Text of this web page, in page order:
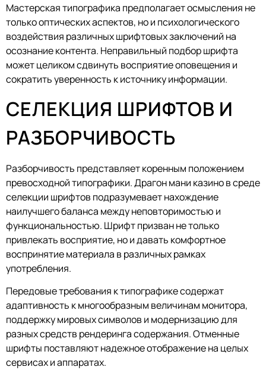
Мастерская типографика предполагает осмысления не
только оптических аспектов, но и психологического
воздействия различных шрифтовых заключений на
осознание контента. Неправильный подбор шрифта
может целиком сдвинуть восприятие оповещения и
сократить уверенность к источнику информации.
СЕЛЕКЦИЯ ШРИФТОВ И
РАЗБОРЧИВОСТЬ
Разборчивость представляет коренным положением
превосходной типографики. Драгон мани казино в среде
селекции шрифтов подразумевает нахождение
наилучшего баланса между неповторимостью и
функциональностью. Шрифт призван не только
привлекать восприятие, но и давать комфортное
воспринятие материала в различных рамках
употребления.
Передовые требования к типографике содержат
адаптивность к многообразным величинам монитора,
поддержку мировых символов и модернизацию для
разных средств рендеринга содержания. Отменные
шрифты поставляют надежное отображение на целых
сервисах и аппаратах.